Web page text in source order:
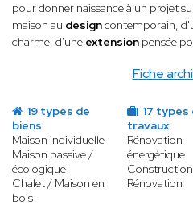
Fiche
pour donner naissance à un projet
maison au designcontemporain,
charme, d'une extension pensée
19 types de
biens
Maison individuelle
Maison passive /
écologique
Chalet / Maison en
bois
17 types
travaux
Rénovation
énergétique
Rénovation